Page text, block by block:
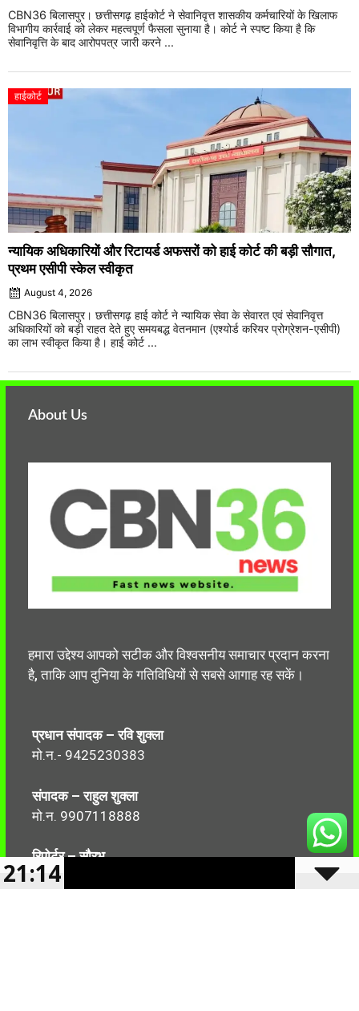
CBN36 बिलासपुर। छत्तीसगढ़ हाईकोर्ट ने सेवानिवृत्त शासकीय कर्मचारियों के खिलाफ
विभागीय कार्रवाई को लेकर महत्वपूर्ण फैसला सुनाया है। कोर्ट ने स्पष्ट किया है कि
सेवानिवृत्ति के बाद आरोपपत्र जारी करने ...
हाईकोर्ट
न्यायिक अधिकारियों और रिटायर्ड अफसरों को हाई कोर्ट की बड़ी सौगात,
प्रथम एसीपी स्केल स्वीकृत
August 4, 2026
CBN36 बिलासपुर। छत्तीसगढ़ हाई कोर्ट ने न्यायिक सेवा के सेवारत एवं सेवानिवृत्त
अधिकारियों को बड़ी राहत देते हुए समयबद्ध वेतनमान (एश्योर्ड करियर प्रोग्रेशन-एसीपी)
का लाभ स्वीकृत किया है। हाई कोर्ट ...
About Us
हमारा उद्देश्य आपको सटीक और विश्वसनीय समाचार प्रदान करना
है, ताकि आप दुनिया के गतिविधियों से सबसे आगाह रह सकें।
प्रधान संपादक – रवि शुक्ला
मो.न.- 9425230383
संपादक – राहुल शुक्ला
मो.न. 9907118888
रिपोर्टर – सौरभ
मो.न.-7499999906
21:14